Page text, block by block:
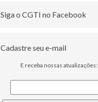
Siga o CGTI no Facebook
Cadastre seu e-mail
E receba nossas atualizações: